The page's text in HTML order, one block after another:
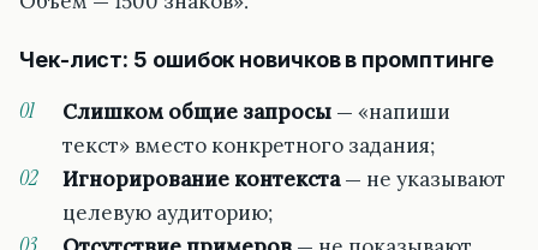
Чек-лист: 5 ошибок новичков в промптинге
Слишком общие запросы — «напиши
текст» вместо конкретного задания;
Игнорирование контекста— не указывают
целевую аудиторию;